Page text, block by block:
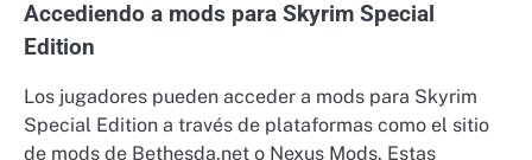
Accediendo a mods para Skyrim Special
Edition
Los jugadores pueden acceder a mods para Skyrim
Special Edition a través de plataformas como el sitio
de mods de Bethesda.net o Nexus Mods. Estas